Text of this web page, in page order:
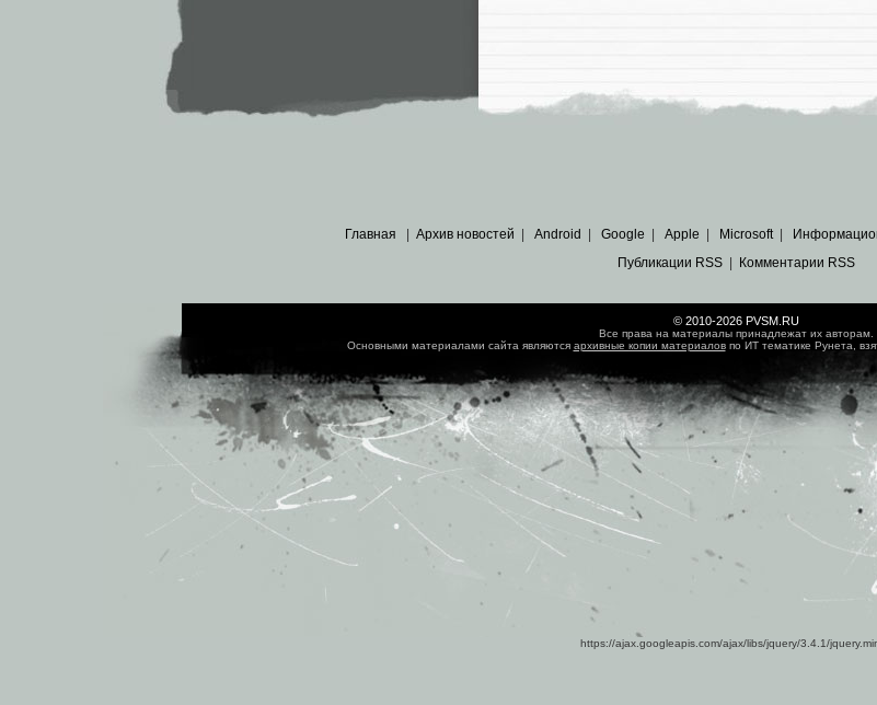
Главная | Архив новостей | Android | Google | Apple | Microsoft |
Публикации RSS| Комментарии RSS
© 2010-2026 PVSM.RU
Все права на материалы принадлежат их авторам.
Основными материалами сайта являются архивные копии материаловпо ИТ тематике Рунета,
https://ajax.googleapis.com/ajax/libs/jquery/3.4.1/